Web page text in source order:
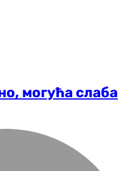
могућа слаба